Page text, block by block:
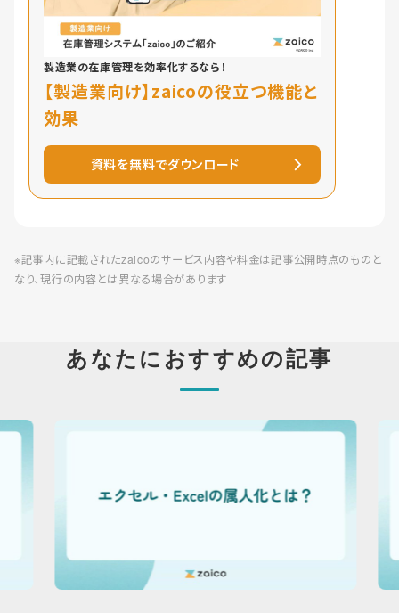
製造業の在庫管理を効率化するなら！
【製造業向け】zaicoの役立つ機能と
効果
資料を無料でダウンロード
※記事内に記載されたzaicoのサービス内容や料金は記事公開時点のものと
なり、現行の内容とは異なる場合があります
あなたにおすすめの記事